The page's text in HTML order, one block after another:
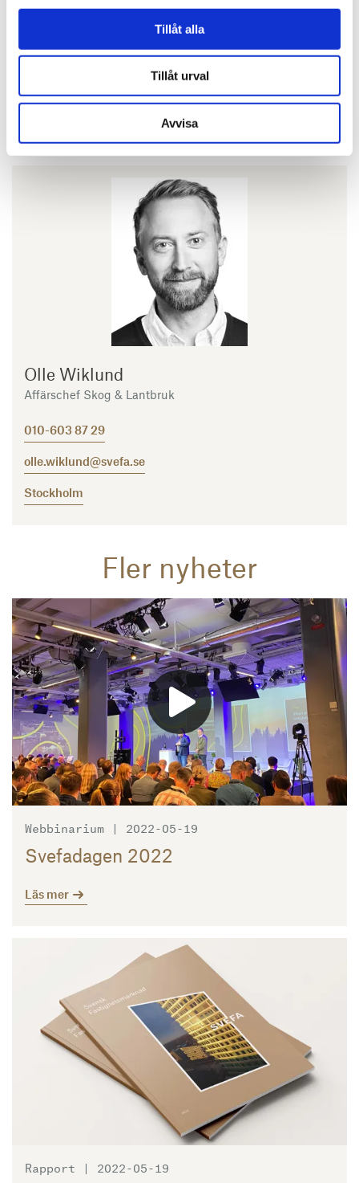
Tillåt alla
Tillåt urval
Avvisa
Affärsutvecklingschef Skog & Lantbruk
010-603 86 80
Olle Wiklund
Affärschef Skog & Lantbruk
010-603 87 29
olle.wiklund@svefa.se
Stockholm
Fler nyheter
Webbinarium | 2022-05-19
Svefadagen 2022
Läs mer
Läs mer
Rapport | 2022-05-19